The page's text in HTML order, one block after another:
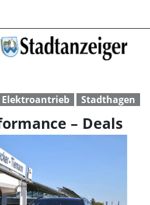
BMW – M -
Elektroantrieb Stadthagen
– Deals